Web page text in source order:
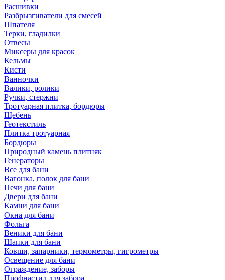
Расшивки
Разбрызгиватели для смесей
Шпателя
Терки, гладилки
Отвесы
Миксеры для красок
Кельмы
Кисти
Ванночки
Валики, ролики
Ручки, стержни
Тротуарная плитка, бордюры
Щебень
Геотекстиль
Плитка тротуарная
Бордюры
Природный камень плитняк
Генераторы
Все для бани
Вагонка, полок для бани
Печи для бани
Двери для бани
Камни для бани
Окна для бани
Фольга
Веники для бани
Шапки для бани
Ковши, запарники, термометры, гигрометры
Освещение для бани
Ограждение, заборы
Профнастил для забора